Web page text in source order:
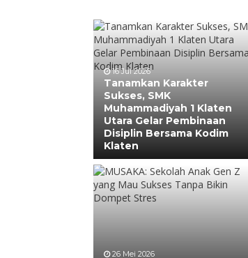
16 Jul 2026
Tanamkan Karakter
Sukses, SMK
Muhammadiyah 1 Klaten
Utara Gelar Pembinaan
Disiplin Bersama Kodim
Klaten
26 Mei 2026